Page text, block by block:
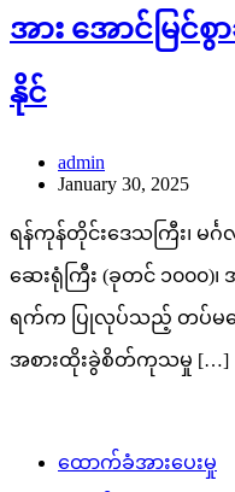
အား အောင်မြ
နိုင်
admin
January 30, 2025
ရန်ကုန်တိုင်းဒေသကြီး၊ မ
ဆေးရုံကြီး (ခုတင် ၁၀၀၀)
ရက်က ပြုလုပ်သည့် တပ်မ
အစားထိုးခွဲစိတ်ကုသမှု […]
ထောက်ခံအားပေးမှု